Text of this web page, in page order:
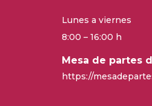
Lunes a viernes
8:00 – 16:00 h
Mesa de partes
https://